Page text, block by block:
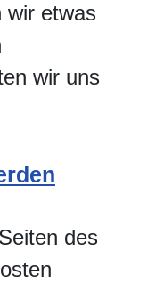
wir etwas
wir uns
des